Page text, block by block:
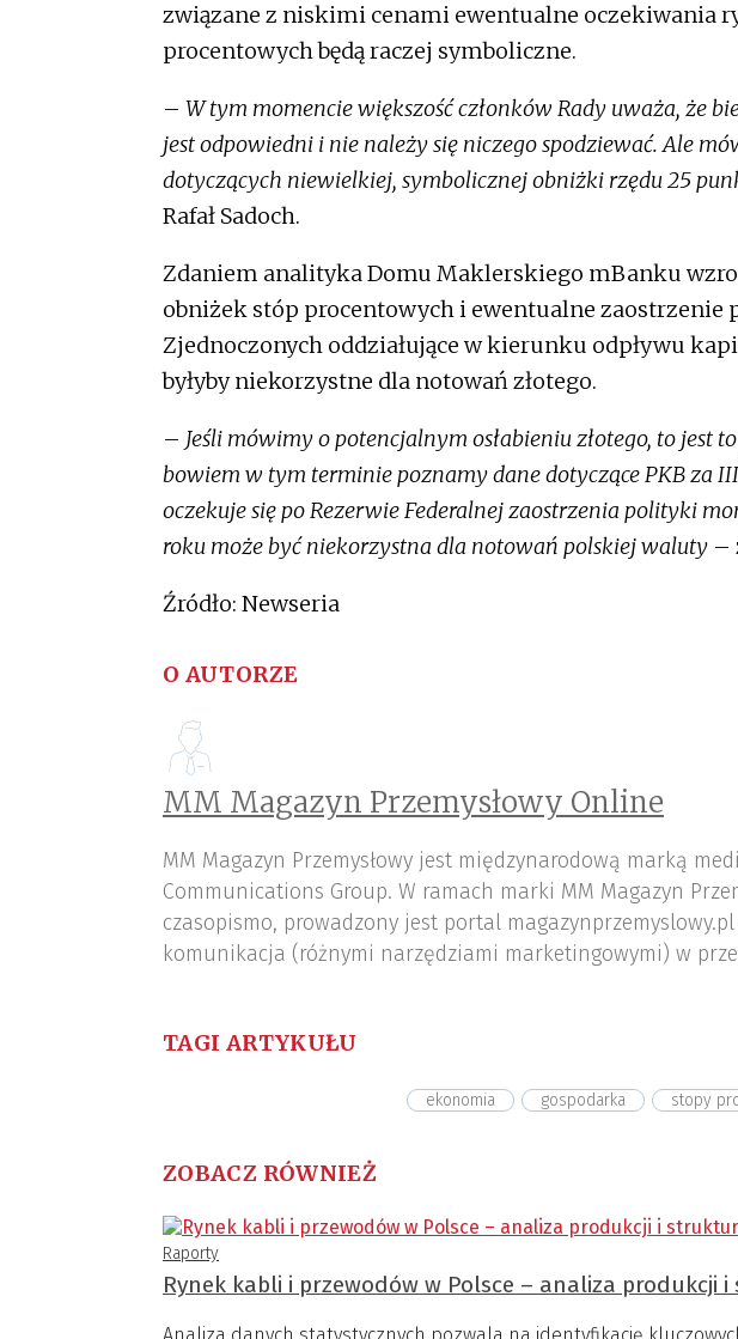
związane z niskimi cenami ewentualne oczekiwania
procentowych będą raczej symboliczne.
– W tym momencie większość członków Rady uważa, że
jest odpowiedni i nie należy się niczego spodziewać. Ale
dotyczących niewielkiej, symbolicznej obniżki rzędu 25
Rafał Sadoch.
Zdaniem analityka Domu Maklerskiego mBanku
obniżek stóp procentowych i ewentualne
Zjednoczonych oddziałujące w kierunku odpływu
byłyby niekorzystne dla notowań złotego.
– Jeśli mówimy o potencjalnym osłabieniu złotego, to jest
bowiem w tym terminie poznamy dane dotyczące PKB za
oczekuje się po Rezerwie Federalnej zaostrzenia polityki
roku może być niekorzystna dla notowań polskiej waluty –
Źródło: Newseria
O AUTORZE
MM Magazyn Przemysłowy Online
MM Magazyn Przemysłowy jest międzynarodową marką
Communications Group. W ramach marki MM Magazyn
czasopismo, prowadzony jest portal
komunikacja (różnymi narzędziami marketingowymi) w
TAGI ARTYKUŁU
ekonomia gospodarka stopy
ZOBACZ RÓWNIEŻ
Raporty
Rynek kabli i przewodów w Polsce – analiza produkcji